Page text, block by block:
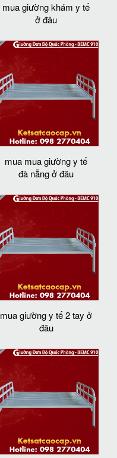
mua giường khám y tế
ở đâu
mua mua giường y tế
đà nẵng ở đâu
mua giường y tế 2 tay ở
đâu